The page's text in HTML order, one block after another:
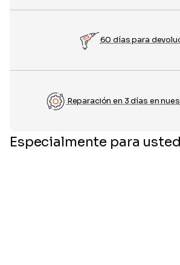
60 días para
Reparación en 3 días en
Especialmente para usted